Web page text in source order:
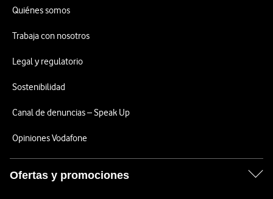
Quiénes somos
Trabaja con nosotros
Legal y regulatorio
Sostenibilidad
Canal de denuncias – Speak Up
Opiniones Vodafone
Ofertas y promociones